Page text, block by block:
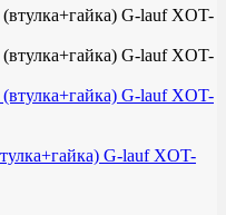
G-lauf XOT-